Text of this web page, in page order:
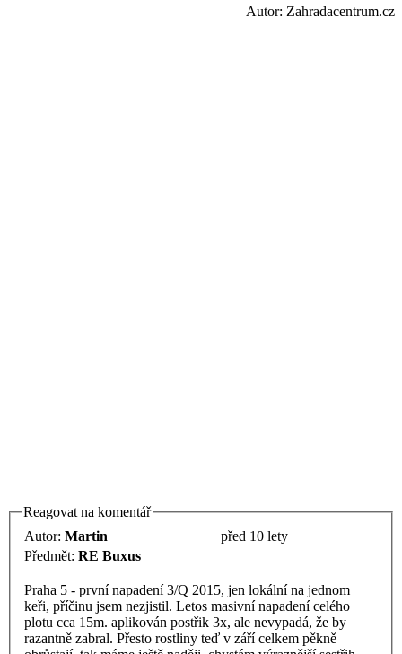
Autor: Zahradacentrum.cz
Reagovat na komentář
Autor: Martin
před 10 lety
Předmět: RE Buxus
Praha 5 - první napadení 3/Q 2015, jen lokální na jednom
keři, příčinu jsem nezjistil. Letos masivní napadení celého
plotu cca 15m. aplikován postřik 3x, ale nevypadá, že by
razantně zabral. Přesto rostliny teď v září celkem pěkně